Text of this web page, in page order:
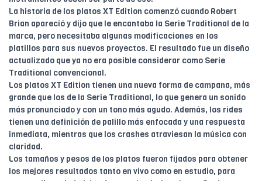
La historia de los platos XT Edition comenzó cuando Robert
Brian apareció y dijo que le encantaba la Serie Traditional de la
marca, pero necesitaba algunas modificaciones en los
platillos para sus nuevos proyectos. El resultado fue un diseño
actualizado que ya no era posible considerar como Serie
Traditional convencional.
Los platos XT Edition tienen una nueva forma de campana, más
grande que los de la Serie Traditional, lo que genera un sonido
más pronunciado y con un tono más agudo. Además, los rides
tienen una definición de palillo más enfocada y una respuesta
inmediata, mientras que los crashes atraviesan la música con
claridad.
Los tamaños y pesos de los platos fueron fijados para obtener
los mejores resultados tanto en vivo como en estudio, para